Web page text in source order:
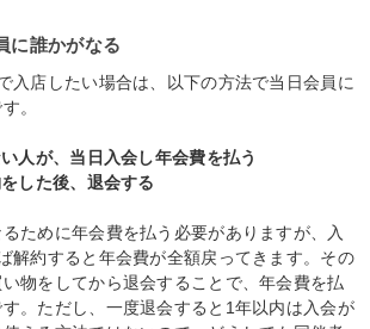
に誰かがなる
入店したい場合は、以下の方法で当日会員に
。
人が、当日入会し年会費を払う
した後、退会する
ために年会費を払う必要がありますが、入
解約すると年会費が全額戻ってきます。その
物をしてから退会することで、年会費を払
。ただし、一度退会すると1年以内は入会が